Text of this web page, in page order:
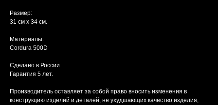
Размер:
31 см х 34 см.
Материалы:
Cordura 500D
Сделано в России.
Гарантия 5 лет.
Производитель оставляет за собой право вносить изменения в
конструкцию изделий и деталей, не ухудшающих качество изделия,